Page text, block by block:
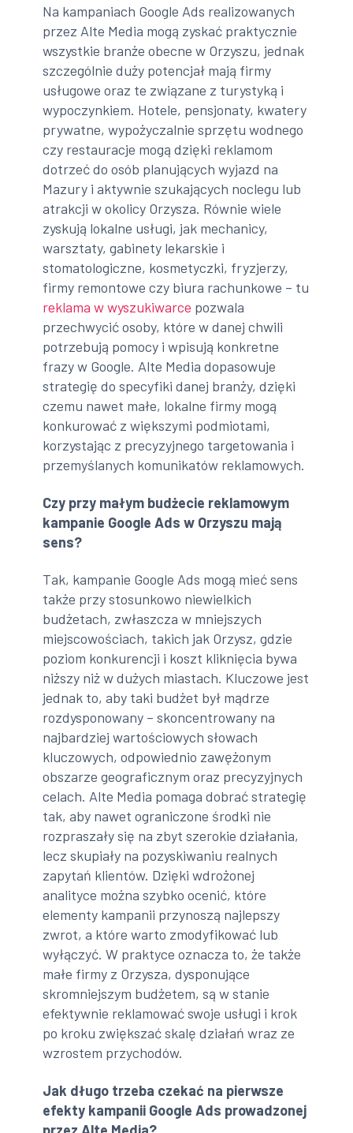
Na kampaniach Google Ads realizowanych
przez Alte Media mogą zyskać praktycznie
wszystkie branże obecne w Orzyszu, jednak
szczególnie duży potencjał mają firmy
usługowe oraz te związane z turystyką i
wypoczynkiem. Hotele, pensjonaty, kwatery
prywatne, wypożyczalnie sprzętu wodnego
czy restauracje mogą dzięki reklamom
dotrzeć do osób planujących wyjazd na
Mazury i aktywnie szukających noclegu lub
atrakcji w okolicy Orzysza. Równie wiele
zyskują lokalne usługi, jak mechanicy,
warsztaty, gabinety lekarskie i
stomatologiczne, kosmetyczki, fryzjerzy,
firmy remontowe czy biura rachunkowe – tu
reklama w wyszukiwarce pozwala
przechwycić osoby, które w danej chwili
potrzebują pomocy i wpisują konkretne
frazy w Google. Alte Media dopasowuje
strategię do specyfiki danej branży, dzięki
czemu nawet małe, lokalne firmy mogą
konkurować z większymi podmiotami,
korzystając z precyzyjnego targetowania i
przemyślanych komunikatów reklamowych.
Czy przy małym budżecie reklamowym
kampanie Google Ads w Orzyszu mają
sens?
Tak, kampanie Google Ads mogą mieć sens
także przy stosunkowo niewielkich
budżetach, zwłaszcza w mniejszych
miejscowościach, takich jak Orzysz, gdzie
poziom konkurencji i koszt kliknięcia bywa
niższy niż w dużych miastach. Kluczowe jest
jednak to, aby taki budżet był mądrze
rozdysponowany – skoncentrowany na
najbardziej wartościowych słowach
kluczowych, odpowiednio zawężonym
obszarze geograficznym oraz precyzyjnych
celach. Alte Media pomaga dobrać strategię
tak, aby nawet ograniczone środki nie
rozpraszały się na zbyt szerokie działania,
lecz skupiały na pozyskiwaniu realnych
zapytań klientów. Dzięki wdrożonej
analityce można szybko ocenić, które
elementy kampanii przynoszą najlepszy
zwrot, a które warto zmodyfikować lub
wyłączyć. W praktyce oznacza to, że także
małe firmy z Orzysza, dysponujące
skromniejszym budżetem, są w stanie
efektywnie reklamować swoje usługi i krok
po kroku zwiększać skalę działań wraz ze
wzrostem przychodów.
Jak długo trzeba czekać na pierwsze
efekty kampanii Google Ads prowadzonej